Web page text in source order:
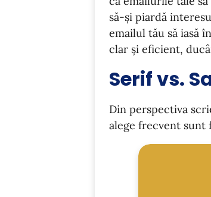
să-și piardă
emailul tău să iasă
clar și eficient,
Serif vs.
Din perspectiva
alege frecvent sunt